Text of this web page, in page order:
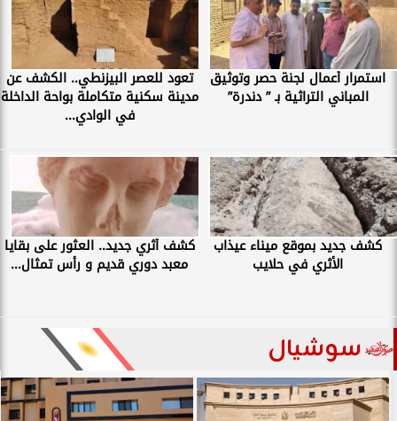
تعود للعصر البيزنطي.. الكشف عن
مدينة سكنية متكاملة بواحة الداخلة
في الوادي...
استمرار أعمال لجنة حصر وتوثيق
المباني التراثية بـ ” دندرة”
كشف أثري جديد.. العثور على بقايا
معبد دوري قديم و رأس تمثال...
كشف جديد بموقع ميناء عيذاب
الأثري في حلايب
سوشيال